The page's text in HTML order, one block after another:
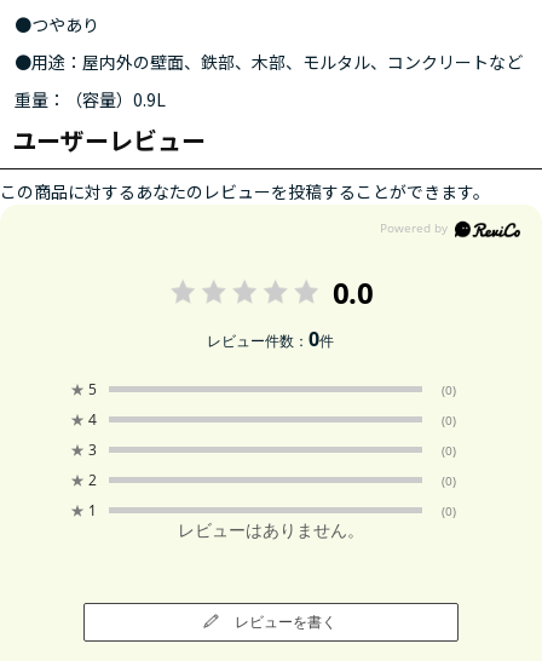
●つやあり
●用途：屋内外の壁面、鉄部、木部、モルタル、コンクリートなど
重量：（容量）0.9L
ユーザーレビュー
この商品に対するあなたのレビューを投稿することができます。
0.0
レビュー件数：0件
★ 5 (0)
★ 4 (0)
★ 3 (0)
★ 2 (0)
★ 1 (0)
レビューはありません。
レビューを書く